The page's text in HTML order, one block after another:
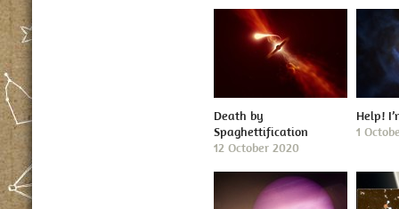
Death by
Spaghettification
12 October 2020
Help!
1